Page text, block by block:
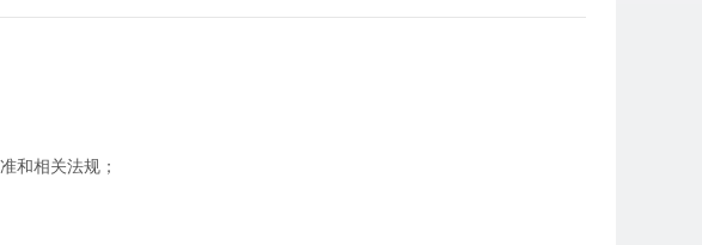
和相关法规；